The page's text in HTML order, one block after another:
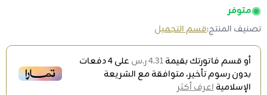
متوفر
تصنيف المنتج:قسم التجميل
أو قسم فاتورتك بقيمة4.31 ر.س على4دفعات
بدون رسوم تأخير، متوافقة مع الشريعة
الإسلاميةاعرف أكثر